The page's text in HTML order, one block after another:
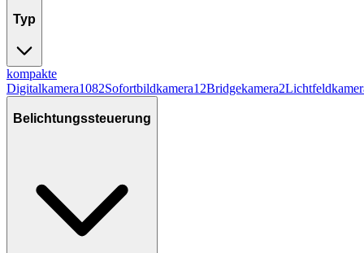
Typ
kompakte
Digitalkamera1082Sofortbildkamera12Bridgekamera2
Belichtungssteuerung